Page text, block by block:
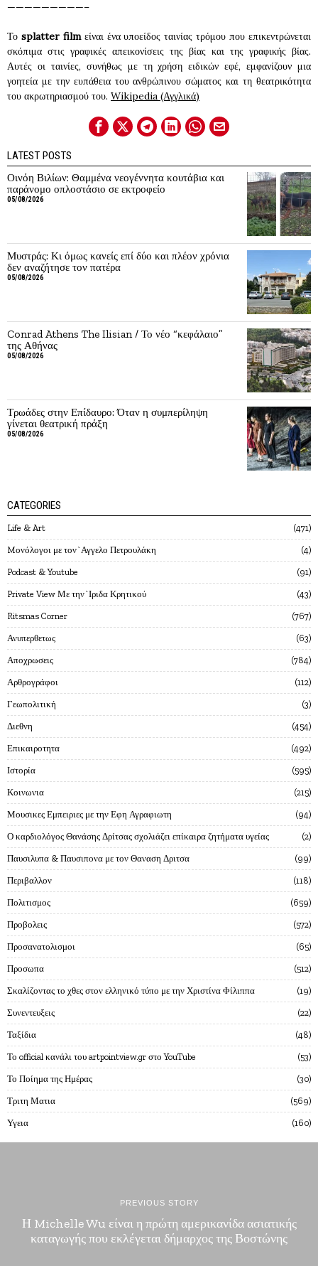
—————————–
Το splatter filmείναι ένα υποείδος ταινίας τρόμου που επικεντρώνεται
σκόπιμα στις γραφικές απεικονίσεις της βίας και της γραφικής βίας.
Αυτές οι ταινίες, συνήθως με τη χρήση ειδικών εφέ, εμφανίζουν μια
γοητεία με την ευπάθεια του ανθρώπινου σώματος και τη θεατρικότητα
του ακρωτηριασμού του. Wikipedia (Αγγλικά)
LATEST POSTS
Οινόη Βιλίων: Θαμμένα νεογέννητα κουτάβια και
παράνομο οπλοστάσιο σε εκτροφείο
05/08/2026
Μυστράς: Κι όμως κανείς επί δύο και πλέον χρόνια
δεν αναζήτησε τον πατέρα
05/08/2026
Conrad Athens The Ilisian / Το νέο “κεφάλαιο”
της Αθήνας
05/08/2026
Τρωάδες στην Επίδαυρο: Όταν η συμπερίληψη
γίνεται θεατρική πράξη
05/08/2026
CATEGORIES
Life & Art 471
Mονόλογοι με τον`Αγγελο Πετρουλάκη 4
Podcast & Youtube 91
Private View Με την`Ιριδα Κρητικού 43
Ritsmas Corner 767
Ανυπερθετως 63
Αποχρωσεις 784
Αρθρογράφοι 112
Γεωπολιτική 3
Διεθνη 454
Επικαιροτητα 492
Ιστορία 595
Κοινωνια 215
Μουσικες Εμπειριες με την Εφη Αγραφιωτη 94
Ο καρδιολόγος Θανάσης Δρίτσας σχολιάζει επίκαιρα ζητήματα υγείας 2
Παυσιλυπα & Παυσιπονα με τον Θαναση Δριτσα 99
Περιβαλλον 118
Πολιτισμος 659
Προβολεις 572
Προσανατολισμοι 65
Προσωπα 512
Σκαλίζοντας το χθες στον ελληνικό τύπο με την Χριστίνα Φίλιππα 19
Συνεντευξεις 22
Ταξίδια 48
Το official κανάλι του artpointview.gr στο YouTube 53
Το Ποίημα της Ημέρας 30
Τριτη Ματια 569
Υγεια 160
PREVIOUS STORY
Η Michelle Wu είναι η πρώτη αμερικανίδα ασιατικής
καταγωγής που εκλέγεται δήμαρχος της Βοστώνης